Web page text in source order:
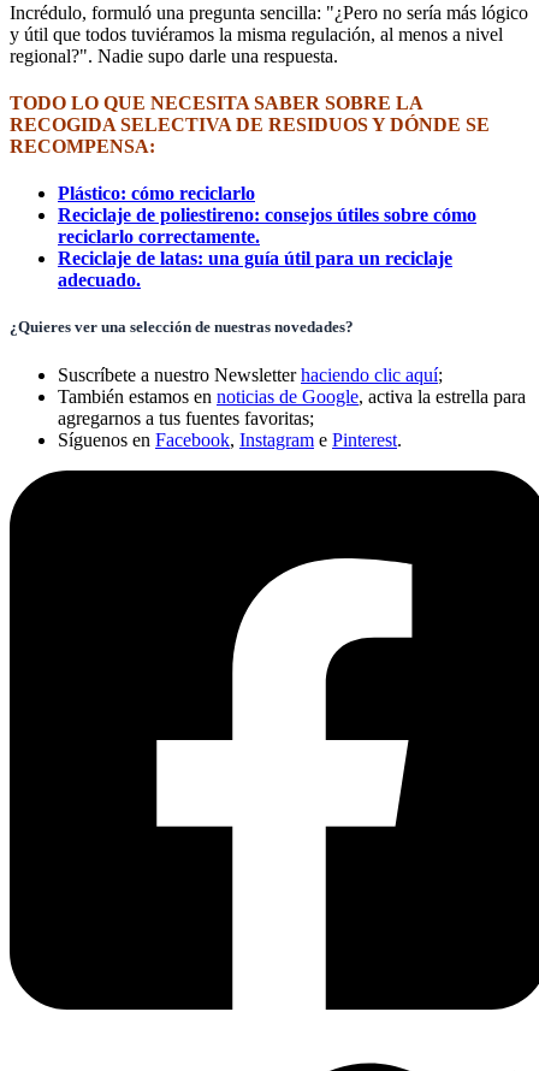
Incrédulo, formuló una pregunta sencilla: "¿Pero no sería más lógico
y útil que todos tuviéramos la misma regulación, al menos a nivel
regional?". Nadie supo darle una respuesta.
TODO LO QUE NECESITA SABER SOBRE LA
RECOGIDA SELECTIVA DE RESIDUOS Y DÓNDE SE
RECOMPENSA:
Plástico: cómo reciclarlo
Reciclaje de poliestireno: consejos útiles sobre cómo
reciclarlo correctamente.
Reciclaje de latas: una guía útil para un reciclaje
adecuado.
¿Quieres ver una selección de nuestras novedades?
Suscríbete a nuestro Newsletterhaciendo clic aquí;
También estamos en noticias de Google, activa la estrella para
agregarnos a tus fuentes favoritas;
Síguenos en Facebook, Instagram e Pinterest.